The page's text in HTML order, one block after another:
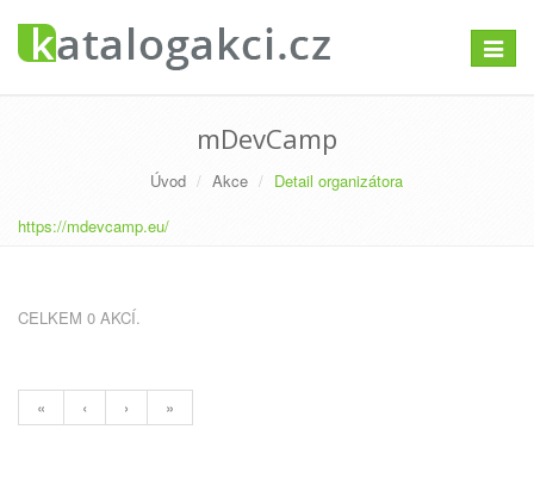
mDevCamp
Úvod Akce
Detail organizátora
https://mdevcamp.eu/
CELKEM 0 AKCÍ.
« ‹ › »